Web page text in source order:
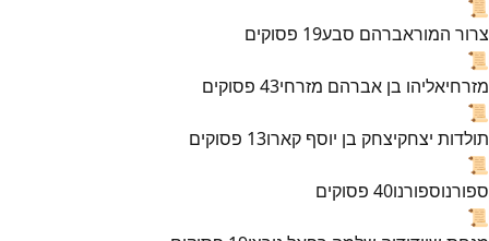
📜
צרור המוראברהם סבע19 פסוקים
📜
מזרחיאליהו בן אברהם מזרחי43 פסוקים
📜
תולדות יצחקיצחק בן יוסף קארו13 פסוקים
📜
ספורנוספורנו40 פסוקים
📜